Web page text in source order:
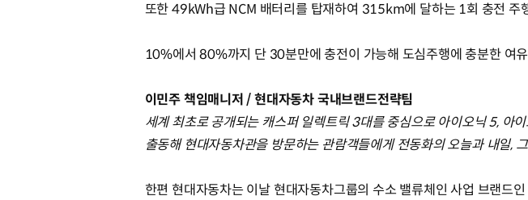
또한 49kWh급 NCM 배터리를 탑재하여 315km에 달하는 1회 충전 주
10%에서 80%까지 단 30분만에 충전이 가능해 도심주행에 충분한 여
이민주 책임매니저 / 현대자동차 국내브랜드전략팀
세계 최초로 공개되는 캐스퍼 일렉트릭 3대를 중심으로 아이오닉 5, 아
출동해 현대자동차관을 방문하는 관람객들에게 전동화의 오늘과 내일,
한편 현대자동차는 이날 현대자동차그룹의 수소 밸류체인 사업 브랜드